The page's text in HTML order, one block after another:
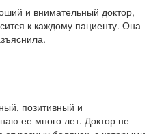
и внимательный доктор,
к каждому пациенту. Она
позитивный и
ее много лет. Доктор не